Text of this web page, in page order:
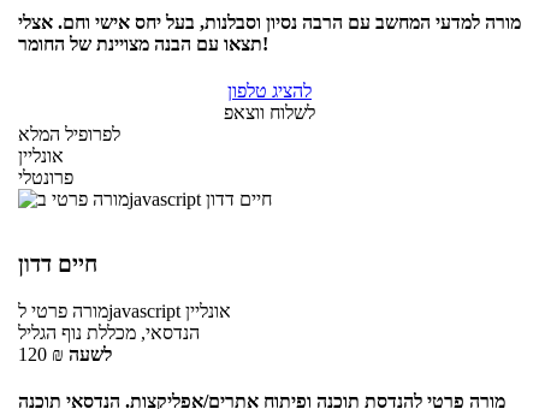
מורה למדעי המחשב עם הרבה נסיון וסבלנות, בעל יחס אישי וחם. אצלי
תצאו עם הבנה מצויינת של החומר!
להציג טלפון
לשלוח ווצאפ
לפרופיל המלא
אונליין
פרונטלי
חיים דדון
מורה פרטילjavascript אונליין
הנדסאי, מכללת נוף הגליל
120 ₪ לשעה
מורה פרטי להנדסת תוכנה ופיתוח אתרים/אפליקצות. הנדסאי תוכנה